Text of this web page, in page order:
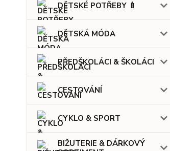
DĚTSKÉ POTŘEBY 🍼
DĚTSKÁ MÓDA
PŘEDŠKOLÁCI & ŠKOLÁCI
CESTOVÁNÍ
CYKLO & SPORT
BIŽUTERIE & DÁRKOVÝ